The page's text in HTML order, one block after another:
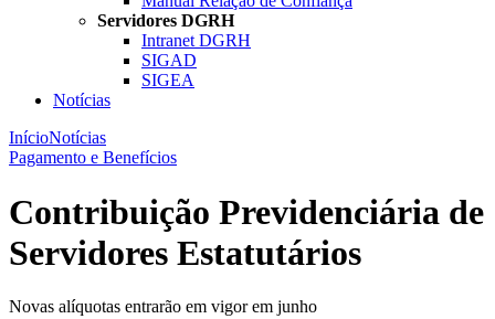
Servidores DGRH
Intranet DGRH
SIGAD
SIGEA
Notícias
InícioNotícias
Pagamento e Benefícios
Contribuição Previdenciária de
Servidores Estatutários
Novas alíquotas entrarão em vigor em junho